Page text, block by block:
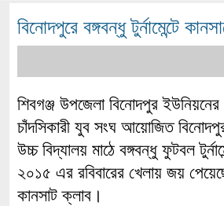
বিনোদপুরে বঙ্গবন্ধু টুর্নামেন্টে
শিবগঞ্জ উপজেলা বিনোদপুর ইউনিয়নের
চাঁদসিকারী যুব সংঘ আয়োজিত
উচ্চ বিদ্যালয় মাঠে বঙ্গবন্ধু ফুটবল
২০১৫ এর রবিবারের খেলায় জয়
কানসাট ক্লাব।